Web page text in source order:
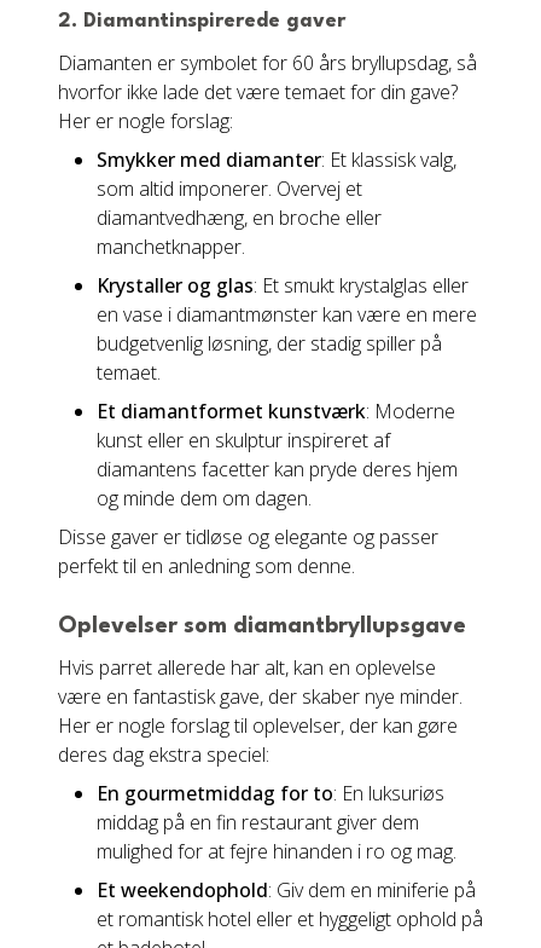
2. Diamantinspirerede gaver
Diamanten er symbolet for 60 års bryllupsdag, så
hvorfor ikke lade det være temaet for din gave?
Her er nogle forslag:
Smykker med diamanter: Et klassisk valg,
som altid imponerer. Overvej et
diamantvedhæng, en broche eller
manchetknapper.
Krystaller og glas: Et smukt krystalglas eller
en vase i diamantmønster kan være en mere
budgetvenlig løsning, der stadig spiller på
temaet.
Et diamantformet kunstværk: Moderne
kunst eller en skulptur inspireret af
diamantens facetter kan pryde deres hjem
og minde dem om dagen.
Disse gaver er tidløse og elegante og passer
perfekt til en anledning som denne.
Oplevelser som diamantbryllupsgave
Hvis parret allerede har alt, kan en oplevelse
være en fantastisk gave, der skaber nye minder.
Her er nogle forslag til oplevelser, der kan gøre
deres dag ekstra speciel:
En gourmetmiddag for to: En luksuriøs
middag på en fin restaurant giver dem
mulighed for at fejre hinanden i ro og mag.
Et weekendophold: Giv dem en miniferie på
et romantisk hotel eller et hyggeligt ophold på